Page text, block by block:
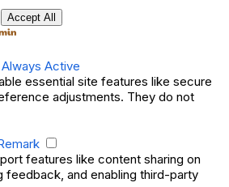
Accept All
Always Active
essential site features like secure
adjustments. They do not
features like content sharing on
feedback, and enabling third-party